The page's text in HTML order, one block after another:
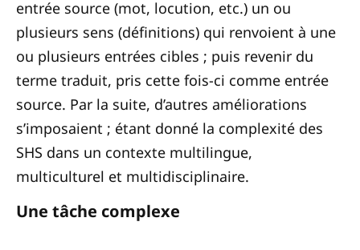
entrée source (mot, locution, etc.) un ou
plusieurs sens (définitions) qui renvoient à une
ou plusieurs entrées cibles ; puis revenir du
terme traduit, pris cette fois-ci comme entrée
source. Par la suite, d’autres améliorations
s’imposaient ; étant donné la complexité des
SHS dans un contexte multilingue,
multiculturel et multidisciplinaire.
Une tâche complexe